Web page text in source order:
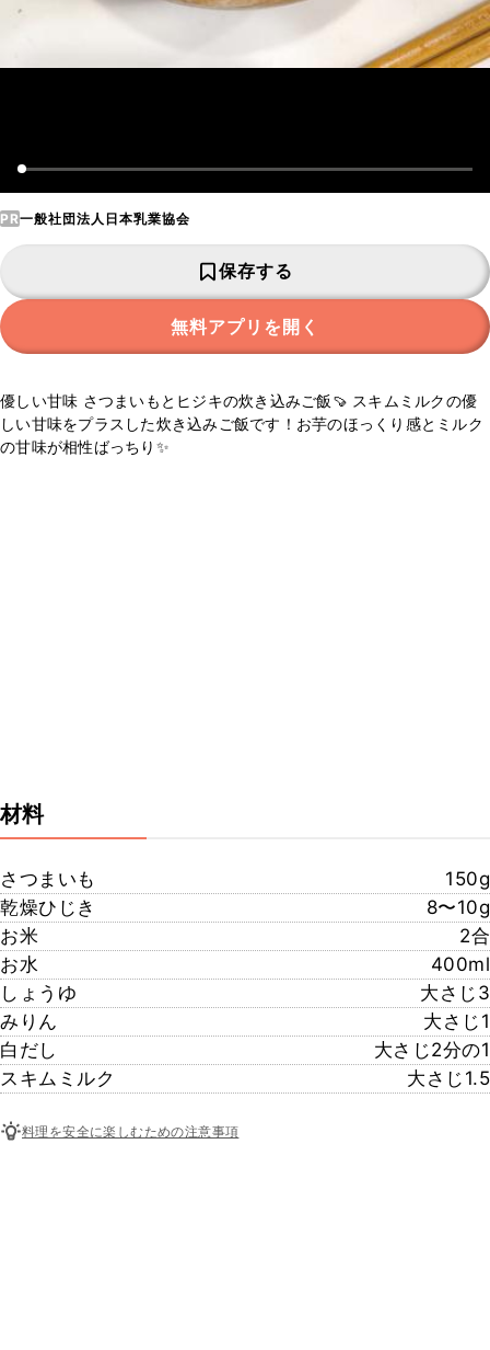
PR一般社団法人日本乳業協会
保存する
無料アプリを開く
優しい甘味 さつまいもとヒジキの炊き込みご飯🍠 スキムミルクの優
しい甘味をプラスした炊き込みご飯です！お芋のほっくり感とミルク
の甘味が相性ばっちり✨
材料
さつまいも
150g
乾燥ひじき
8〜10g
お米
2合
お水
400ml
しょうゆ
大さじ3
みりん
大さじ1
白だし
大さじ2分の1
スキムミルク
大さじ1.5
料理を安全に楽しむための注意事項